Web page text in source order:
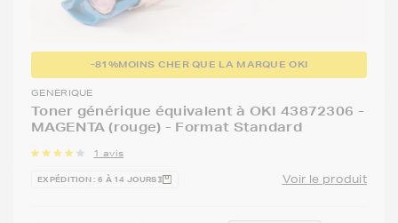
-81%MOINS CHER QUE LA MARQUE OKI
GENERIQUE
Toner générique équivalent à OKI 43872306 -
MAGENTA (rouge) - Format Standard
1 avis
EXPÉDITION : 6 À 14 JOURS Voir le produit